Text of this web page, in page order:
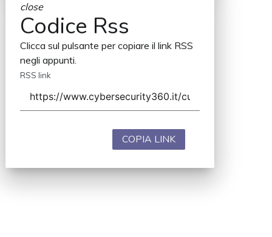
close
Codice Rss
Clicca sul pulsante per copiare il link RSS
negli appunti.
RSS link
COPIA LINK